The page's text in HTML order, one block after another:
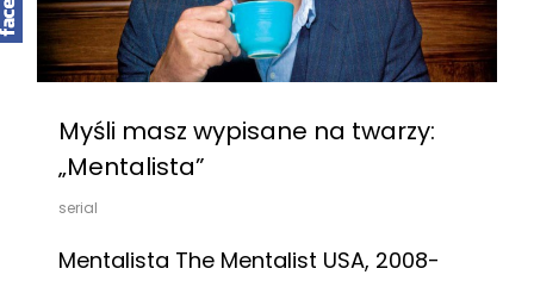
Myśli masz wypisane na twarzy:
„Mentalista”
serial
Mentalista The Mentalist USA, 2008-